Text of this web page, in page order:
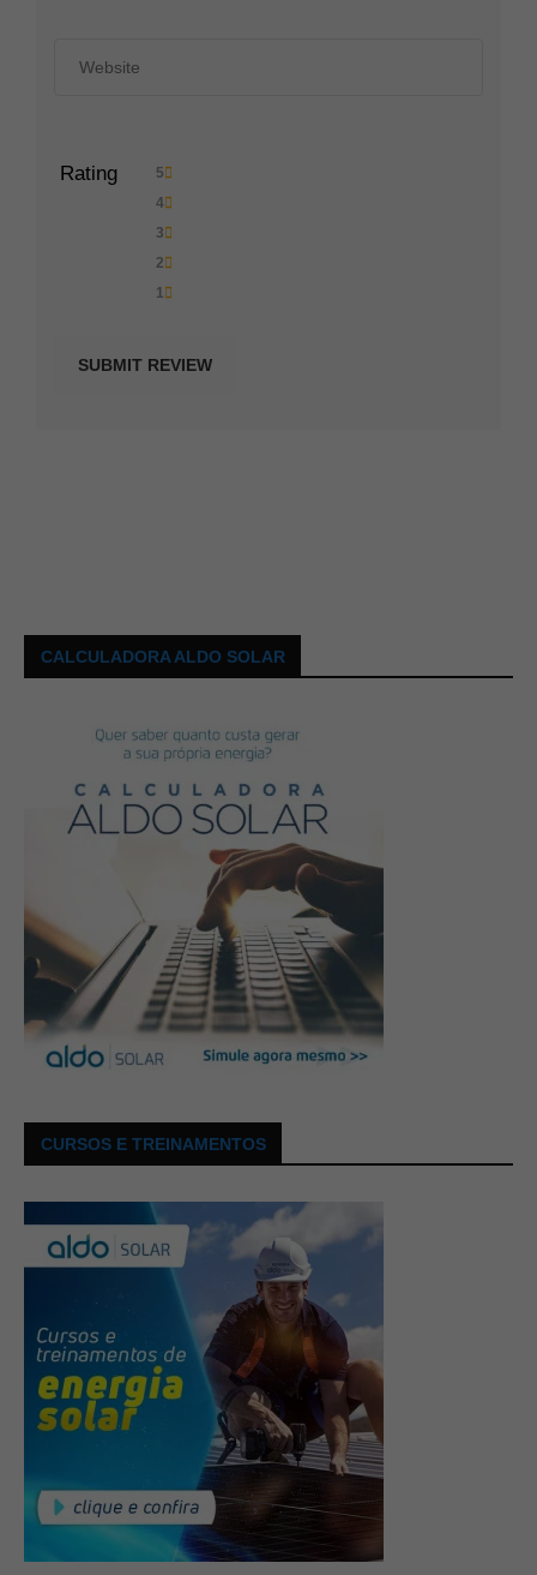
Rating
5
4
3
2
1
CALCULADORA ALDO SOLAR
CURSOS E TREINAMENTOS